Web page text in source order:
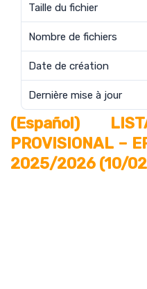
Taille du fichier
Nombre de fichiers
Date de création
Dernière mise à jour
(Español)
PROVISIONAL –
2025/2026 (10/